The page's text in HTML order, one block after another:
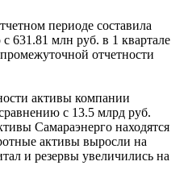
периоде составила
631.81 млн руб. в 1 квартале
отчетности
активы компании
с 13.5 млрд руб.
Самараэнерго находятся
активы выросли на
и резервы увеличились на